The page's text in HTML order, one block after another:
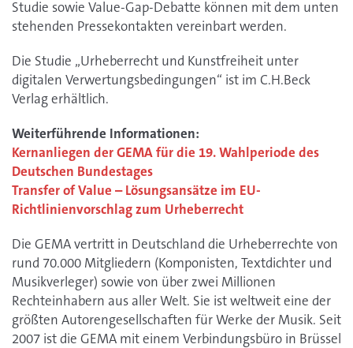
Studie sowie Value-Gap-Debatte können mit dem unten
stehenden Pressekontakten vereinbart werden.
Die Studie „Urheberrecht und Kunstfreiheit unter
digitalen Verwertungsbedingungen“ ist im C.H.Beck
Verlag erhältlich.
Weiterführende Informationen:
Kernanliegen der GEMA für die 19. Wahlperiode des
Deutschen Bundestages
Transfer of Value – Lösungsansätze im EU-
Richtlinienvorschlag zum Urheberrecht
Die GEMA vertritt in Deutschland die Urheberrechte von
rund 70.000 Mitgliedern (Komponisten, Textdichter und
Musikverleger) sowie von über zwei Millionen
Rechteinhabern aus aller Welt. Sie ist weltweit eine der
größten Autorengesellschaften für Werke der Musik. Seit
2007 ist die GEMA mit einem Verbindungsbüro in Brüssel